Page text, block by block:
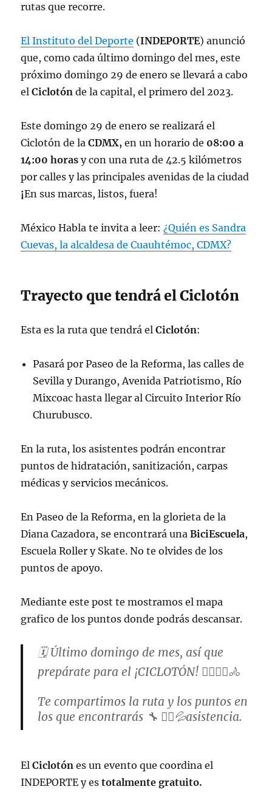
rutas que recorre.
El Instituto del Deporte (INDEPORTE) anunció
que, como cada último domingo del mes, este
próximo domingo 29 de enero se llevará a cabo
elCiclotónde la capital, el primero del 2023.
Este domingo 29 de enero se realizará el
Ciclotón de laCDMX,en un horario de 08:00 a
14:00 horas y con una ruta de 42.5 kilómetros
por calles y las principales avenidas de la ciudad
¡En sus marcas, listos, fuera!
México Habla te invita a leer:¿Quién es Sandra
Cuevas, la alcaldesa de Cuauhtémoc, CDMX?
Trayecto que tendrá el Ciclotón
Esta es la ruta que tendrá elCiclotón:
Pasará por Paseo de la Reforma, las calles de
Sevilla y Durango, Avenida Patriotismo, Río
Mixcoac hasta llegar al Circuito Interior Río
Churubusco.
En la ruta, los asistentes podrán encontrar
puntos de hidratación, sanitización, carpas
médicas y servicios mecánicos.
En Paseo de la Reforma, en la glorieta de la
Diana Cazadora, se encontrará unaBiciEscuela,
Escuela Roller y Skate. No te olvides de los
puntos de apoyo.
Mediante este post te mostramos el mapa
grafico de los puntos donde podrás descansar.
🗓️ Último domingo de mes, así que
prepárate para el ¡CICLOTÓN! 🚴‍♂️🚴‍♀️🚴
Te compartimos la ruta y los puntos en
los que encontrarás 🔧 👩‍⚕️💦asistencia.
🚶🏃🚴🛼🛹🛴
ElCiclotónes un evento que coordina el
INDEPORTE y estotalmente gratuito.